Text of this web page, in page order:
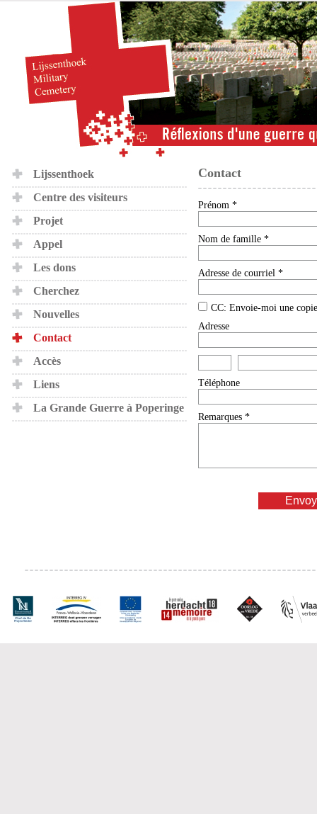
Lijssenthoek
Centre des visiteurs
Projet
Appel
Les dons
Cherchez
Nouvelles
Contact
Accès
Liens
La Grande Guerre à Poperinge
Contact
Prénom *
Nom de famille *
Adresse de courriel *
CC: Envoie-moi une
Adresse
Téléphone
Remarques *